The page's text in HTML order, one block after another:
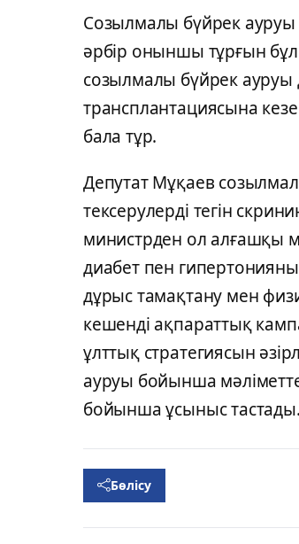
Созылмалы бүйрек ауруы
әрбір оныншы тұрғын бұл
созылмалы бүйрек ауруы
трансплантациясына
бала тұр.
Депутат Мұқаев
тексерулерді тегін
министрден ол алғашқы
диабет пен
дұрыс тамақтану мен
кешенді ақпараттық
ұлттық стратегиясын
ауруы бойынша
бойынша ұсыныс тастады.
Бөлісу